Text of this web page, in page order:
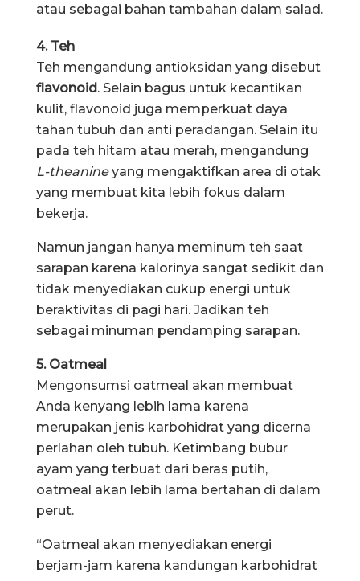
atau sebagai bahan tambahan dalam salad.
4. Teh
Teh mengandung antioksidan yang disebut
flavonoid. Selain bagus untuk kecantikan
kulit, flavonoid juga memperkuat daya
tahan tubuh dan anti peradangan. Selain itu
pada teh hitam atau merah, mengandung
L-theanineyang mengaktifkan area di otak
yang membuat kita lebih fokus dalam
bekerja.
Namun jangan hanya meminum teh saat
sarapan karena kalorinya sangat sedikit dan
tidak menyediakan cukup energi untuk
beraktivitas di pagi hari. Jadikan teh
sebagai minuman pendamping sarapan.
5. Oatmeal
Mengonsumsi oatmeal akan membuat
Anda kenyang lebih lama karena
merupakan jenis karbohidrat yang dicerna
perlahan oleh tubuh. Ketimbang bubur
ayam yang terbuat dari beras putih,
oatmeal akan lebih lama bertahan di dalam
perut.
“Oatmeal akan menyediakan energi
berjam-jam karena kandungan karbohidrat